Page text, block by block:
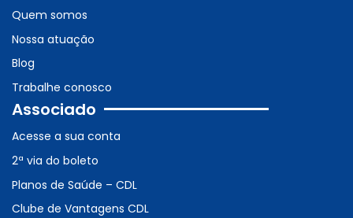
Quem somos
Nossa atuação
Blog
Trabalhe conosco
Associado
Acesse a sua conta
2ª via do boleto
Planos de Saúde – CDL
Clube de Vantagens CDL